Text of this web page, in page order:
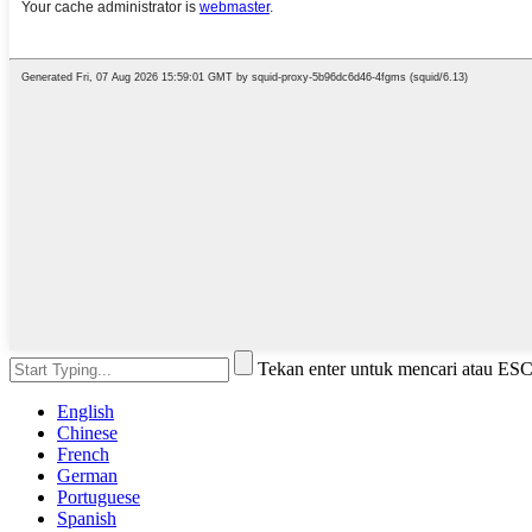
Tekan enter untuk mencari atau
English
Chinese
French
German
Portuguese
Spanish